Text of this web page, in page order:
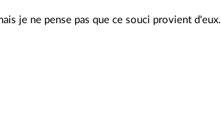
je ne pense pas que ce souci provient d'eux.